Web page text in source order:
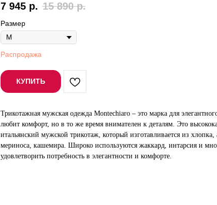
7 945 р. 15 890 р.
Размер
Распродажа
КУПИТЬ
Трикотажная мужская одежда Montechiaro – это марка для
любит комфорт, но в то же время внимателен к деталям. Это
итальянский мужской трикотаж, который изготавливается из
мериноса, кашемира. Широко используются жаккард, интарсия и
удовлетворить потребность в элегантности и комфорте.